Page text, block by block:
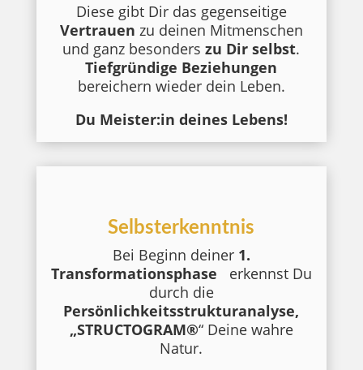
Diese gibt Dir das gegenseitige
Vertrauen zu deinen Mitmenschen
und ganz besonderszu Dir selbst.
Tiefgründige Beziehungen
bereichern wieder dein Leben.
Du Meister:in deines Lebens!
Selbsterkenntnis
Bei Beginn deiner 1.
Transformationsphase erkennst Du
durch die
Persönlichkeitsstrukturanalyse,
„STRUCTOGRAM®“ Deine wahre
Natur.